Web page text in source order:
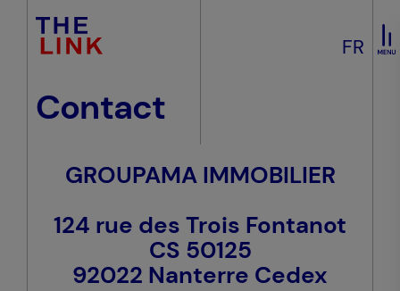
FR
Contact
GROUPAMA IMMOBILIER
124 rue des Trois Fontanot
CS 50125
92022 Nanterre Cedex